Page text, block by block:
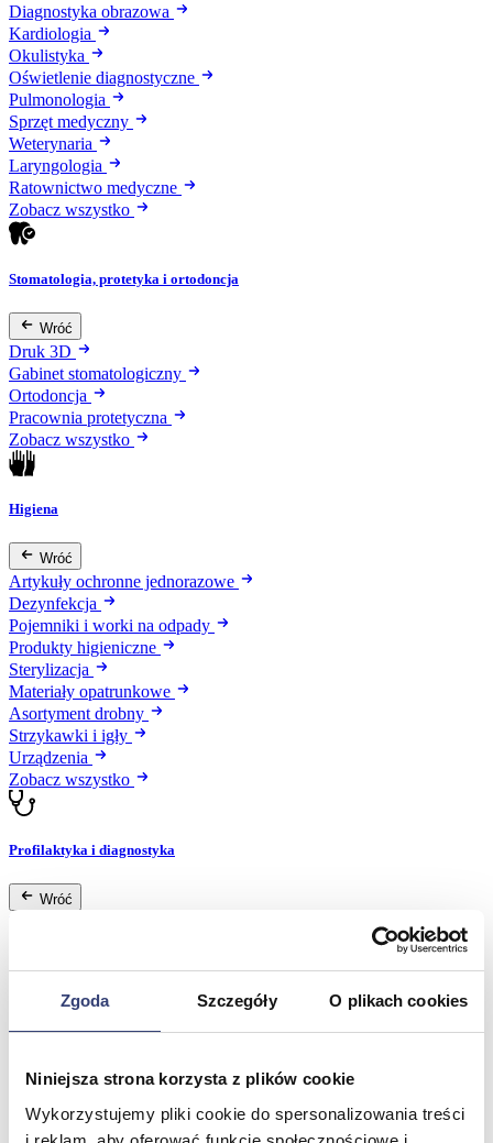
Zgoda Szczegóły O plikach cookies
Niniejsza strona korzysta z plików cookie
Wykorzystujemy pliki cookie do spersonalizowania treści
Diagnostyka obrazowa
Kardiologia
Okulistyka
Oświetlenie diagnostyczne
Pulmonologia
Sprzęt medyczny
Weterynaria
Laryngologia
Ratownictwo medyczne
Zobacz wszystko
Stomatologia, protetyka i ortodoncja
Wróć
Druk 3D
Gabinet stomatologiczny
Ortodoncja
Pracownia protetyczna
Zobacz wszystko
Higiena
Wróć
Artykuły ochronne jednorazowe
Dezynfekcja
Pojemniki i worki na odpady
Produkty higieniczne
Sterylizacja
Materiały opatrunkowe
Asortyment drobny
Strzykawki i igły
Urządzenia
Zobacz wszystko
Profilaktyka i diagnostyka
Wróć
Inhalatory
Artykuły Przeciwodleżynowe
Stetoskopy
Zobacz wszystko